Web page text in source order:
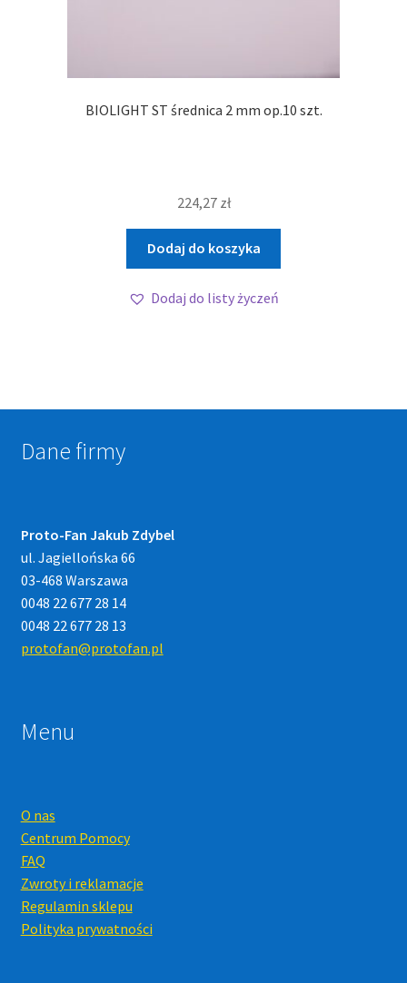
BIOLIGHT ST średnica 2 mm op.10 szt.
224,27 zł
Dodaj do koszyka
Dodaj do listy życzeń
Dane firmy
Proto-Fan Jakub Zdybel
ul. Jagiellońska 66
03-468 Warszawa
0048 22 677 28 14
0048 22 677 28 13
protofan@protofan.pl
Menu
O nas
Centrum Pomocy
FAQ
Zwroty i reklamacje
Regulamin sklepu
Polityka prywatności